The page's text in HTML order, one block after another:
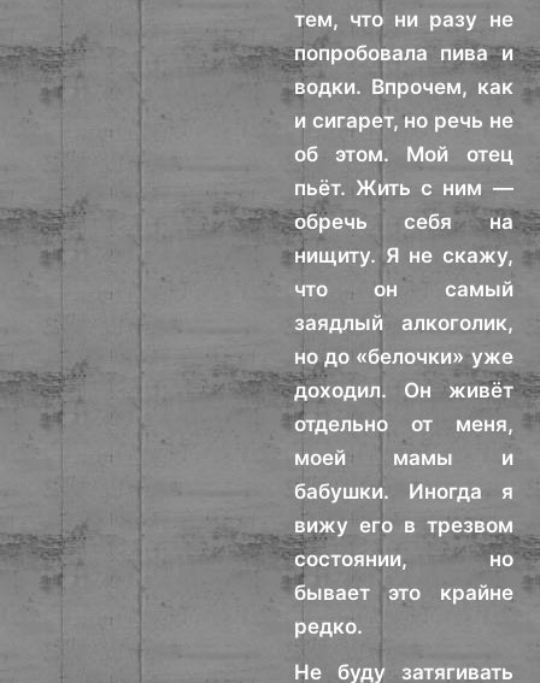
тем, что ни разу не
попробовала пива и
водки. Впрочем, как
и сигарет, но речь не
об этом. Мой отец
пьёт. Жить с ним —
обречь себя на
нищиту. Я не скажу,
что он самый
заядлый алкоголик,
но до «белочки» уже
доходил. Он живёт
отдельно от меня,
моей мамы и
бабушки. Иногда я
вижу его в трезвом
состоянии, но
бывает это крайне
редко.
Не буду затягивать